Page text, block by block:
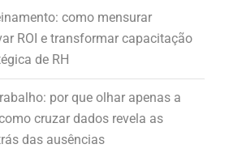
como mensurar
ROI e transformar capacitação
de RH
por que olhar apenas a
cruzar dados revela as
das ausências